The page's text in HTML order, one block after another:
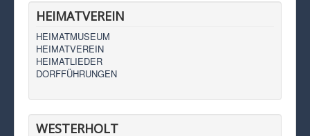
HEIMATVEREIN
HEIMATMUSEUM
HEIMATVEREIN
HEIMATLIEDER
DORFFÜHRUNGEN
WESTERHOLT